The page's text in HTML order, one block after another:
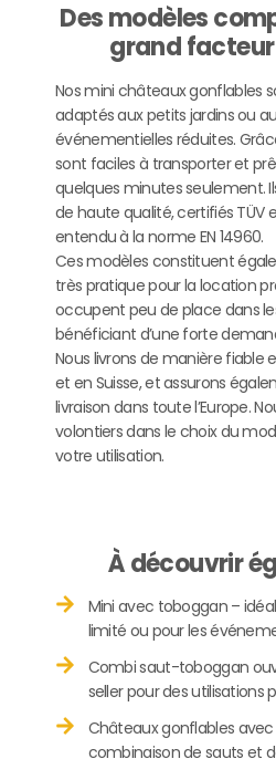
Des modèles
grand
Nos mini châteaux gonflables
adaptés aux petits jardins ou
événementielles réduites.
sont faciles à transporter et
quelques minutes seulement.
de haute qualité, certifiés TÜV
entendu à la norme EN 14960.
Ces modèles constituent
très pratique pour la location
occupent peu de place dans
bénéficiant d’une forte
Nous livrons de manière fiable
et en Suisse, et assurons
livraison dans toute l’Europe.
volontiers dans le choix du
votre utilisation.
À découvrir
Mini avec toboggan –
limité ou pour les
Combi saut-toboggan
seller pour des utilisations
Châteaux gonflables
combinaison de sauts et